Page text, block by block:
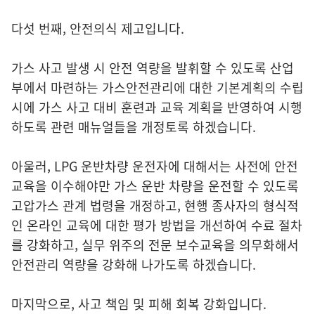
다섯 번째, 안전의식 제고입니다.
가스 사고 발생 시 안전 역량을 발휘할 수 있도록 산업
부에서 마련하는 가스안전관리에 대한 기본계획의 수립
시에 가스 사고 대비 훈련과 교육 계획을 반영하여 시행
하도록 관련 매뉴얼들을 개정토록 하겠습니다.
아울러, LPG 운반차량 운전자에 대해서는 사전에 안전
교육을 이수해야만 가스 운반 차량을 운전할 수 있도록
고압가스 관계 법령을 개정하고, 현행 종사자의 형식적
인 온라인 교육에 대한 평가 방법을 개선하여 수료 절차
를 강화하고, 실무 위주의 전문 보수교육을 의무화해서
안전관리 역량을 강화해 나가도록 하겠습니다.
마지막으로, 사고 책임 및 피해 회복 강화입니다.